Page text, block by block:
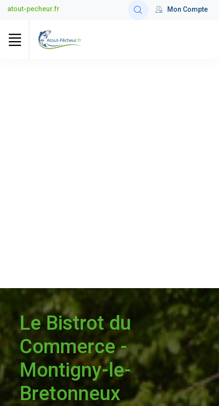
atout-pecheur.fr Mon Compte
Le Bistrot du
Commerce -
Montigny-le-
Bretonneux